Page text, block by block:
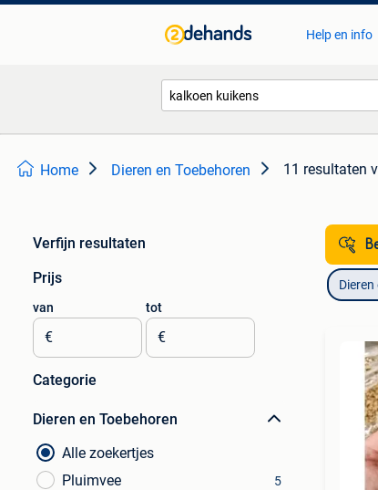
Help en info
Home Dieren en Toebehoren 11 resultaten
Verfijn resultaten
Prijs
van
€
tot
€
Categorie
Dieren en Toebehoren
Alle zoekertjes
Pluimvee
5
Dieren